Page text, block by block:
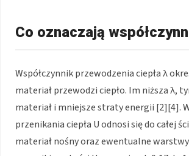
Co oznaczają
Współczynnik przewodzenia ciepła λ
materiał przewodzi ciepło. Im niższa λ,
materiał i mniejsze straty energii [2][4].
przenikania ciepła U odnosi się do całej
materiał nośny oraz ewentualne